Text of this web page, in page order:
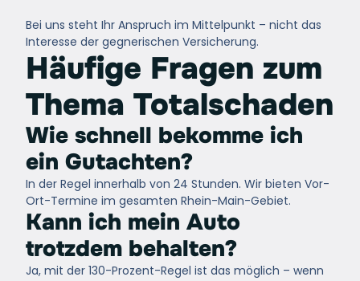
Bei uns stehtIhr Anspruch im Mittelpunkt – nicht das
Interesse der gegnerischen Versicherung.
Häufige Fragen zum
Thema Totalschaden
Wie schnell bekomme ich
ein Gutachten?
In der Regel innerhalb von 24 Stunden. Wir bieten Vor-
Ort-Termine im gesamten Rhein-Main-Gebiet.
Kann ich mein Auto
trotzdem behalten?
Ja, mit der 130-Prozent-Regel ist das möglich – wenn